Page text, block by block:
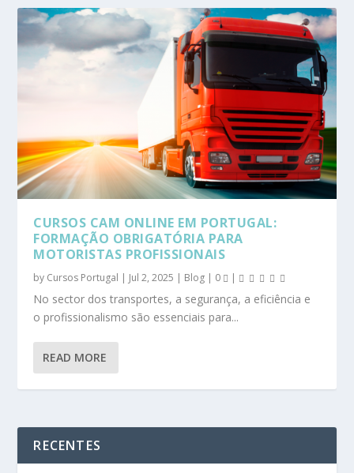
CURSOS CAM ONLINE EM PORTUGAL:
FORMAÇÃO OBRIGATÓRIA PARA
MOTORISTAS PROFISSIONAIS
by Cursos Portugal | Jul 2, 2025 | Blog | 0 |
No sector dos transportes, a segurança, a eficiência e
o profissionalismo são essenciais para...
READ MORE
RECENTES